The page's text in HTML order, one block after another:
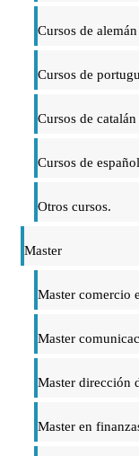
Cursos de alemán
Cursos de
Cursos de catalán
Cursos de español
Otros cursos.
Master
Master comercio
Master
Master dirección
Master en